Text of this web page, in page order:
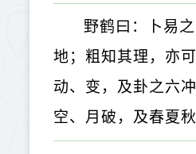
野鹤曰：卜易
地；粗知其理，亦
动、变，及卦之六
空、月破，及春夏